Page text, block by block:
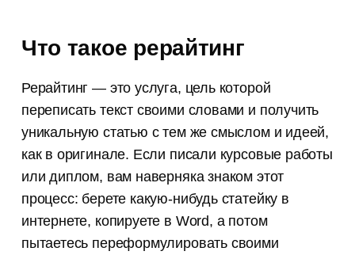
Что такое рерайтинг
Рерайтинг — это услуга, цель которой
переписать текст своими словами и получить
уникальную статью с тем же смыслом и идеей,
как в оригинале. Если писали курсовые работы
или диплом, вам наверняка знаком этот
процесс: берете какую-нибудь статейку в
интернете, копируете в Word, а потом
пытаетесь переформулировать своими